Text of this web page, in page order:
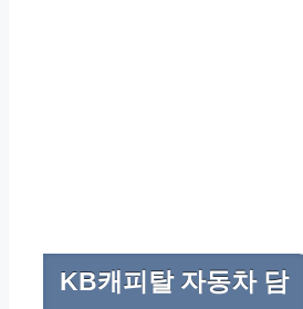
KB캐피탈 자동차 담